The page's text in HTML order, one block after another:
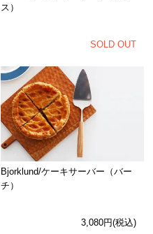
ス）
SOLD OUT
Bjorklund/ケーキサーバー（バー
チ）
3,080円(税込)